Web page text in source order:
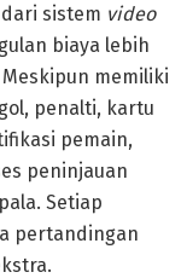
sistem video
biaya lebih
memiliki
penalti, kartu
pemain,
peninjauan
Setiap
pertandingan